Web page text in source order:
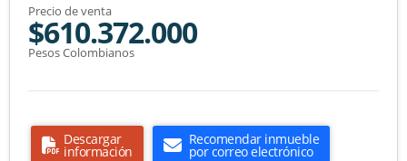
Precio de venta
$610.372.000
Pesos Colombianos
Descargar
información
Recomendar inmueble
por correo electrónico